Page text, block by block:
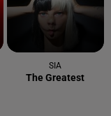
lors d'une